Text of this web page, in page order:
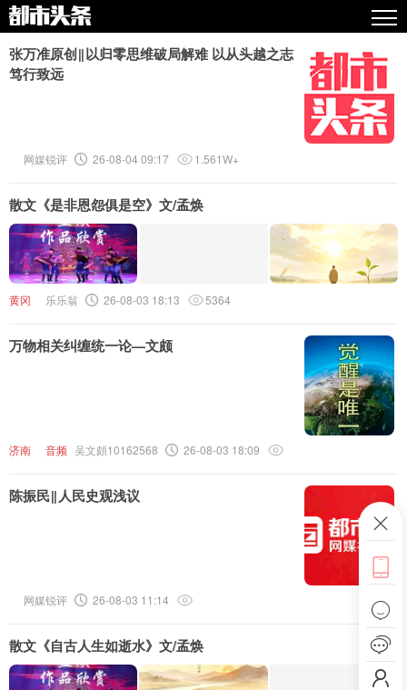
热点
图文
视频
人气
下载APP
张万准原创‖以归零思维破局解难 以从头越之志
笃行致远
网媒锐评 26-08-04 09:17 1.561W+
散文《是非恩怨俱是空》文/孟焕
黄冈 乐乐翁 26-08-03 18:13 5364
万物相关纠缠统一论—文颇
济南 音频 吴文頗10162568 26-08-03 18:09
陈振民‖人民史观浅议
网媒锐评 26-08-03 11:14
散文《自古人生如逝水》文/孟焕
ဆ



